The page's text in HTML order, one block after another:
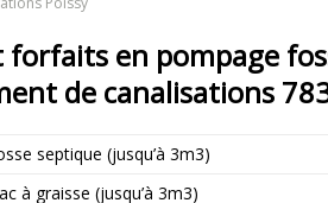
en pompage
de canalisations
septique (jusqu’à 3m3)
à graisse (jusqu’à 3m3)